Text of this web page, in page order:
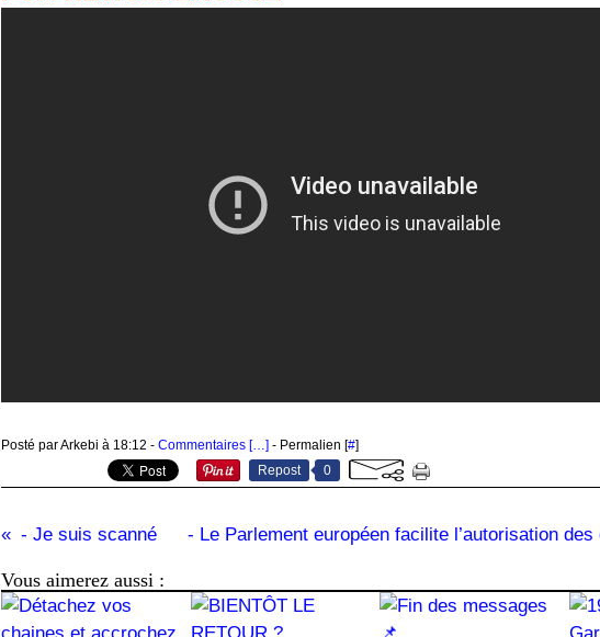
Posté par Arkebi à 18:12 - Commentaires […] - Permalien [#]
Repost
0
- Je suis scanné - Le Parlement européen facilite l’autorisation des
Vous aimerez aussi :